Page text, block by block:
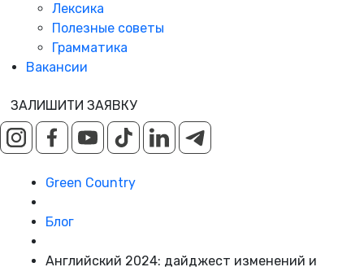
Лексика
Полезные советы
Грамматика
Вакансии
ЗАЛИШИТИ ЗАЯВКУ
Green Country
Блог
Английский 2024: дайджест изменений и